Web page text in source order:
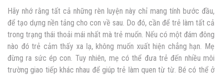
Hãy nhớ rằng tất cả những rèn luyện này chỉ mang tính bước đầu,
để tạo dựng nền tảng cho con về sau. Do đó, cần để trẻ làm tất cả
trong trạng thái thoải mái nhất mà trẻ muốn. Nếu có một đám đông
nào đó trẻ cảm thấy xa lạ, không muốn xuất hiện chẳng hạn. Mẹ
đừng ra sức ép con. Tuy nhiên, mẹ có thể đưa trẻ đến nhiều môi
trường giao tiếp khác nhau để giúp trẻ làm quen từ từ. Bé có thể ở